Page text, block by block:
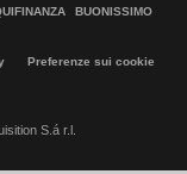
BUONISSIMO
Preferenze sui cookie
S.á r.l.